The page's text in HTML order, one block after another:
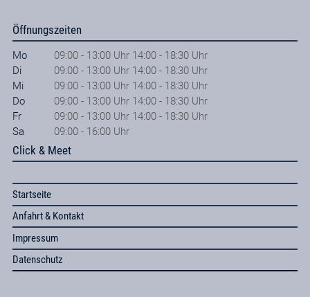
Öffnungszeiten
Mo
09:00 - 13:00 Uhr 14:00 - 18:30 Uhr
Di
09:00 - 13:00 Uhr 14:00 - 18:30 Uhr
Mi
09:00 - 13:00 Uhr 14:00 - 18:30 Uhr
Do
09:00 - 13:00 Uhr 14:00 - 18:30 Uhr
Fr
09:00 - 13:00 Uhr 14:00 - 18:30 Uhr
Sa
09:00 - 16:00 Uhr
Click & Meet
Startseite
Anfahrt & Kontakt
Impressum
Datenschutz